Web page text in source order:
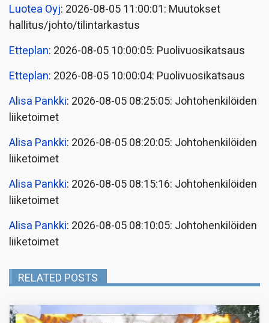
Luotea Oyj: 2026-08-05 11:00:01: Muutokset
hallitus/johto/tilintarkastus
Etteplan: 2026-08-05 10:00:05: Puolivuosikatsaus
Etteplan: 2026-08-05 10:00:04: Puolivuosikatsaus
Alisa Pankki: 2026-08-05 08:25:05: Johtohenkilöiden
liiketoimet
Alisa Pankki: 2026-08-05 08:20:05: Johtohenkilöiden
liiketoimet
Alisa Pankki: 2026-08-05 08:15:16: Johtohenkilöiden
liiketoimet
Alisa Pankki: 2026-08-05 08:10:05: Johtohenkilöiden
liiketoimet
RELATED POSTS